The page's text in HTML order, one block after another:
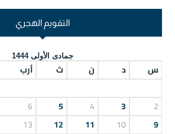
التقويم الهجري
جمادى الأولى 1444
س د ن ث أرب
2
3
4
5
6
9
10
11
12
13